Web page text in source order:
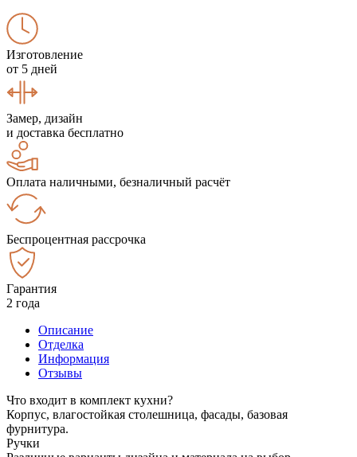
Изготовление
от 5 дней
Замер, дизайн
и доставка бесплатно
Оплата наличными, безналичный расчёт
Беспроцентная рассрочка
Гарантия
2 года
Описание
Отделка
Информация
Отзывы
Что входит в комплект кухни?
Корпус, влагостойкая столешница, фасады, базовая
фурнитура.
Ручки